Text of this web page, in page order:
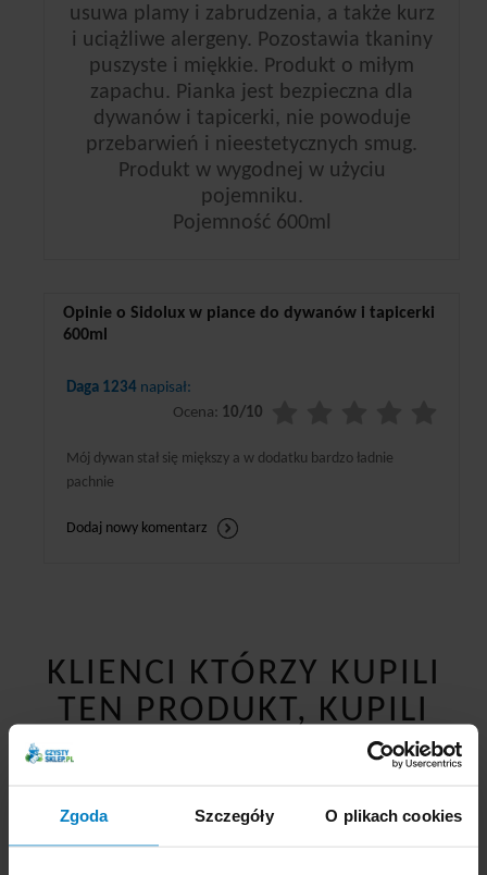
Zgoda Szczegóły O plikach cookies
usuwa plamy i zabrudzenia, a także kurz
i uciążliwe alergeny. Pozostawia tkaniny
puszyste i miękkie. Produkt o miłym
zapachu. Pianka jest bezpieczna dla
dywanów i tapicerki, nie powoduje
przebarwień i nieestetycznych smug.
Produkt w wygodnej w użyciu
pojemniku.
Pojemność 600ml
Opinie o Sidolux w piance do dywanów i tapicerki
600ml
Daga 1234 napisał:
Ocena: 10/10
Mój dywan stał się miększy a w dodatku bardzo ładnie
pachnie
Dodaj nowy komentarz
KLIENCI KTÓRZY KUPILI
TEN PRODUKT, KUPILI
Chwilka papier
toaletowy 3-war. 15m, 8
Jan Niezbędny worki do